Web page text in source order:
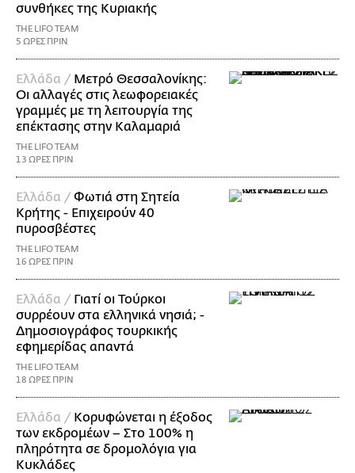
συνθήκες της Κυριακής
THE LIFO TEAM
5 ΩΡΕΣ ΠΡΙΝ
Ελλάδα / Μετρό Θεσσαλονίκης:
Οι αλλαγές στις λεωφορειακές
γραμμές με τη λειτουργία της
επέκτασης στην Καλαμαριά
THE LIFO TEAM
13 ΩΡΕΣ ΠΡΙΝ
Ελλάδα /Φωτιά στη Σητεία
Κρήτης - Επιχειρούν 40
πυροσβέστες
THE LIFO TEAM
16 ΩΡΕΣ ΠΡΙΝ
Ελλάδα / Γιατί οι Τούρκοι
συρρέουν στα ελληνικά νησιά; -
Δημοσιογράφος τουρκικής
εφημερίδας απαντά
THE LIFO TEAM
18 ΩΡΕΣ ΠΡΙΝ
Ελλάδα / Κορυφώνεται η έξοδος
των εκδρομέων – Στο 100% η
πληρότητα σε δρομολόγια για
Κυκλάδες